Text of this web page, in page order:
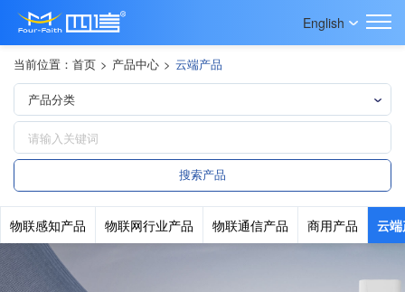
English
当前位置： 首页 > 产品中心 > 云端产品
物联感知产品 物联网行业产品 物联通信产品 商用产品 云